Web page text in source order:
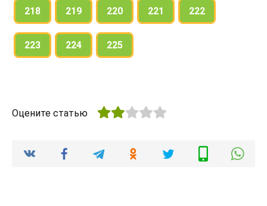
218 219 220 221 222
223 224 225
Оцените статью